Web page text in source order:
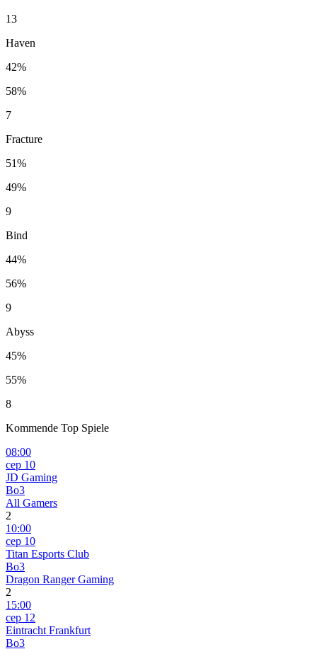
13
Haven
42%
58%
7
Fracture
51%
49%
9
Bind
44%
56%
9
Abyss
45%
55%
8
Kommende Top Spiele
08:00
сер 10
JD Gaming
Bo3
All Gamers
2
10:00
сер 10
Titan Esports Club
Bo3
Dragon Ranger Gaming
2
15:00
сер 12
Eintracht Frankfurt
Bo3